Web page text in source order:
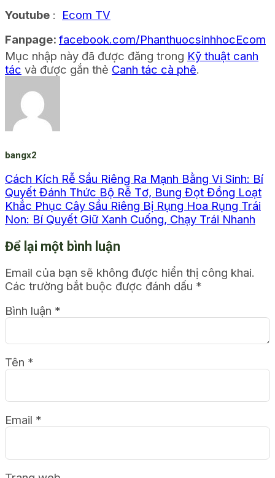
Youtube : Ecom TV
Fanpage: facebook.com/PhanthuocsinhhocEcom
Mục nhập này đã được đăng trong Kỹ thuật canh
tác và được gắn thẻ Canh tác cà phê.
bangx2
Cách Kích Rễ Sầu Riêng Ra Mạnh Bằng Vi Sinh: Bí
Quyết Đánh Thức Bộ Rễ Tơ, Bung Đọt Đồng Loạt
Khắc Phục Cây Sầu Riêng Bị Rụng Hoa Rụng Trái
Non: Bí Quyết Giữ Xanh Cuống, Chạy Trái Nhanh
Để lại một bình luận
Email của bạn sẽ không được hiển thị công khai.
Các trường bắt buộc được đánh dấu *
Bình luận *
Tên *
Email *